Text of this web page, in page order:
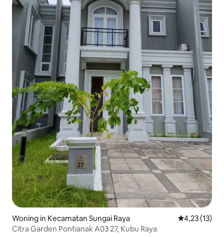
Woning in Kecamatan Sungai Raya Gemiddelde
4,23 (13)
Citra Garden Pontianak A03 27, Kubu Raya